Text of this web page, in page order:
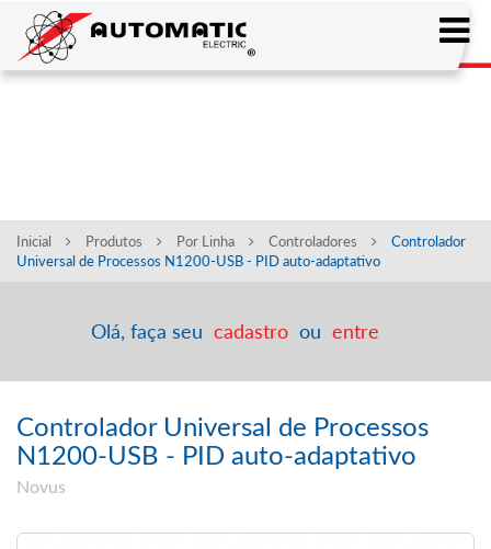
Inicial Produtos Por Linha Controladores
Controlador
Universal de Processos N1200-USB - PID auto-adaptativo
Olá, faça seu cadastro ou entre
Controlador Universal de Processos
N1200-USB - PID auto-adaptativo
Novus